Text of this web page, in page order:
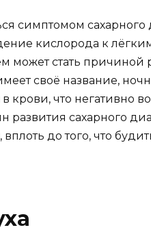
симптомом сахарного
кислорода к
может стать причиной
своё название,
крови, что негативно
развития сахарного
до того, что